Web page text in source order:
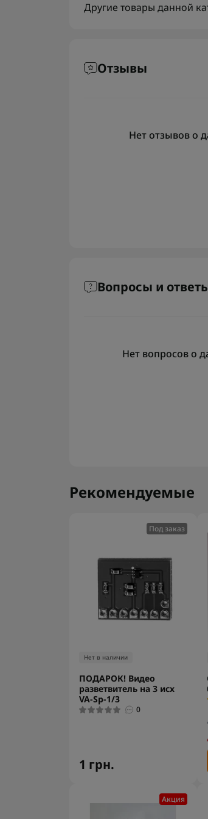
Другие товары данной
Отзывы
Нет отзывов о
Вопросы и
Нет вопросов о
Рекомендуемые
Под заказ
Нет в наличии
ПОДАРОК! Видео
разветвитель на 3 исх
VA-Sp-1/3
0
1 грн.
Акция